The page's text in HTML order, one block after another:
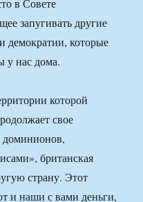
в Совете
запугивать другие
демократии, которые
у нас дома.
которой
свое
доминионов,
британская
страну. Этот
и наши с вами деньги,